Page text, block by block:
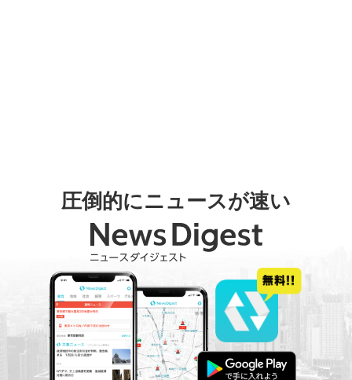
圧倒的にニュースが速い